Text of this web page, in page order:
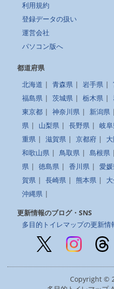
利用規約
登録データの扱い
運営会社
パソコン版へ
都道府県
北海道 | 青森県 | 岩手県 |
福島県 | 茨城県 | 栃木県 |
東京都 | 神奈川県 | 新潟県
県 | 山梨県 | 長野県 | 岐
重県 | 滋賀県 | 京都府 |
和歌山県 | 鳥取県 | 島根県
県 | 徳島県 | 香川県 | 愛
賀県 | 長崎県 | 熊本県 |
沖縄県 |
更新情報のブログ・SNS
多目的トイレマップの更新情
Copyright ©